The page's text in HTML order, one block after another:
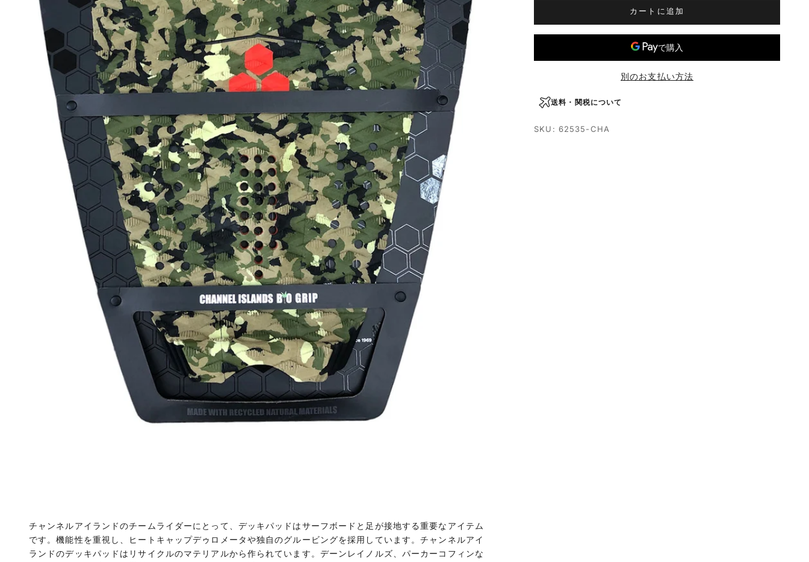
カートに追加
別のお支払い方法
送料・関税について
SKU: 62535-CHA
チャンネルアイランドのチームライダーにとって、デッキパッドはサーフボードと足が接地する重要なアイテム
です。機能性を重視し、ヒートキャップデゥロメータや独自のグルービングを採用しています。チャンネルアイ
ランドのデッキパッドはリサイクルのマテリアルから作られています。デーンレイノルズ、パーカーコフィンな